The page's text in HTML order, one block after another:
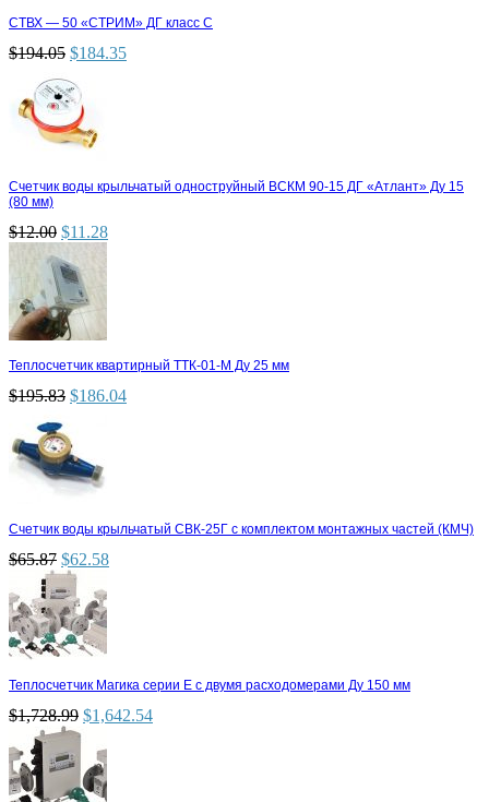
СТВХ — 50 «СТРИМ» ДГ класс С
$194.05 $184.35
Счетчик воды крыльчатый одноструйный ВСКМ 90-15 ДГ «Атлант» Ду 15
(80 мм)
$12.00 $11.28
Теплосчетчик квартирный ТТК-01-М Ду 25 мм
$195.83 $186.04
Счетчик воды крыльчатый СВК-25Г с комплектом монтажных частей (КМЧ)
$65.87 $62.58
Теплосчетчик Магика серии Е с двумя расходомерами Ду 150 мм
$1,728.99 $1,642.54